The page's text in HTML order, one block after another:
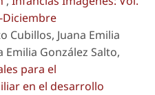
Diciembre
Cubillos, Juana Emilia
González Salto,
para el
en el desarrollo